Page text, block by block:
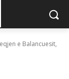
e Balancuesit,